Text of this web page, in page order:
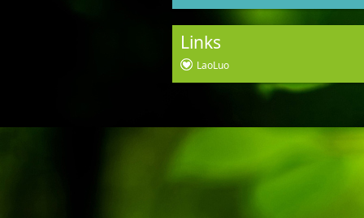
Links
LaoLuo